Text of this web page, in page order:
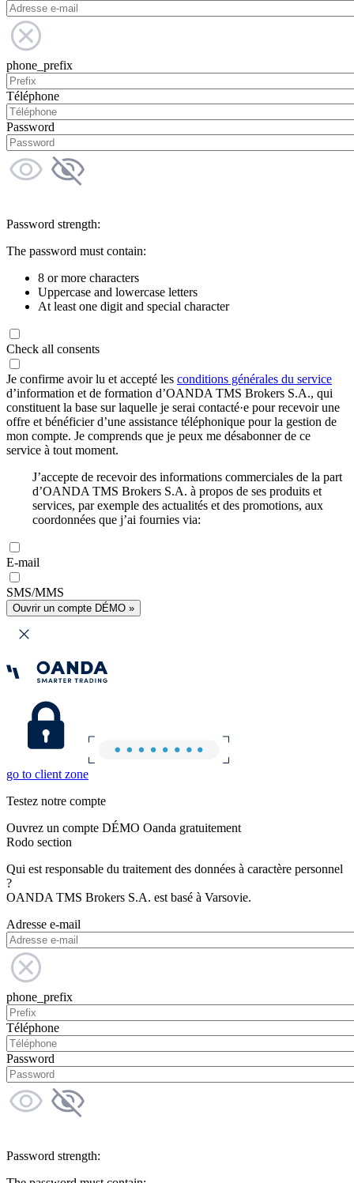
phone_prefix
Téléphone
Password
Password strength:
The password must contain:
8 or more characters
Uppercase and lowercase letters
At least one digit and special character
Check all consents
Je confirme avoir lu et accepté les conditions générales du service
d’information et de formation d’OANDA TMS Brokers S.A., qui
constituent la base sur laquelle je serai contacté·e pour recevoir une
offre et bénéficier d’une assistance téléphonique pour la gestion de
mon compte. Je comprends que je peux me désabonner de ce
service à tout moment.
J’accepte de recevoir des informations commerciales de la part
d’OANDA TMS Brokers S.A. à propos de ses produits et
services, par exemple des actualités et des promotions, aux
coordonnées que j’ai fournies via:
E-mail
SMS/MMS
Ouvrir un compte DÉMO »
go to client zone
Testez notre compte
Ouvrez un compte DÉMO Oanda gratuitement
Rodo section
Qui est responsable du traitement des données à caractère personnel
?
OANDA TMS Brokers S.A. est basé à Varsovie.
Adresse e-mail
phone_prefix
Téléphone
Password
Password strength: